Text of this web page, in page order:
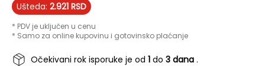
Ušteda: 2.921 RSD
* PDV je uključen u cenu
* Samo za online kupovinu i gotovinsko plaćanje
Očekivani rok isporuke je od 1 do 3 dana .